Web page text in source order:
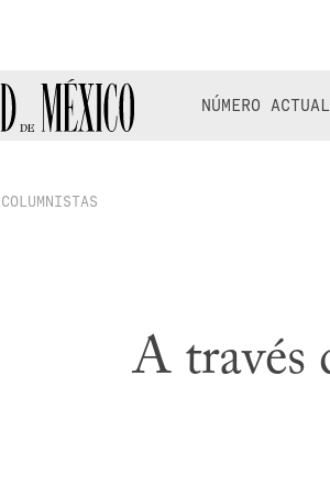
NÚMERO ACTUAL
COLUMNISTAS
A través